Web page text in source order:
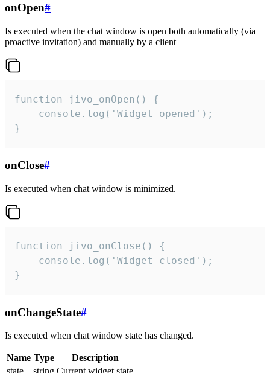
onOpen#
Is executed when the chat window is open both automatically (via
proactive invitation) and manually by a client
function jivo_onOpen() {
    console.log('Widget opened');
}
onClose#
Is executed when chat window is minimized.
function jivo_onClose() {
    console.log('Widget closed');
}
onChangeState#
Is executed when chat window state has changed.
Name Type
Description